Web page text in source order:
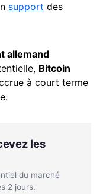
support des
allemand
Bitcoin
à court terme
les
du marché
2 jours.